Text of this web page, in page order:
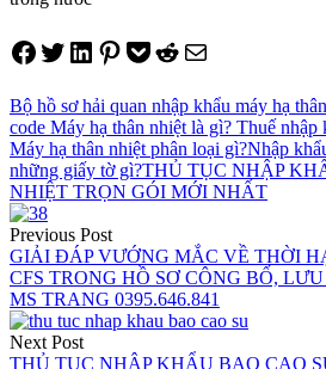
Share on Facebook
Tweet on Twitter
Share on LinkedIn
Pin on Pinterest
Save to pocket
Share on Reddit
Share via Email
Bộ hồ sơ hải quan nhập khẩu máy hạ
code Máy hạ thân nhiệt là gì? Thuế
Máy hạ thân nhiệt phân loại gì?Nhập
những giấy tờ gì?THỦ TỤC NHẬP
NHIỆT TRỌN GÓI MỚI NHẤT
Điều
hướng
bài
viết
Previous Post
GIẢI ĐÁP VƯỚNG MẮC VỀ THỜI
CFS TRONG HỒ SƠ CÔNG BỐ,
MS TRANG 0395.646.841
Next Post
THỦ TỤC NHẬP KHẨU BAO CAO